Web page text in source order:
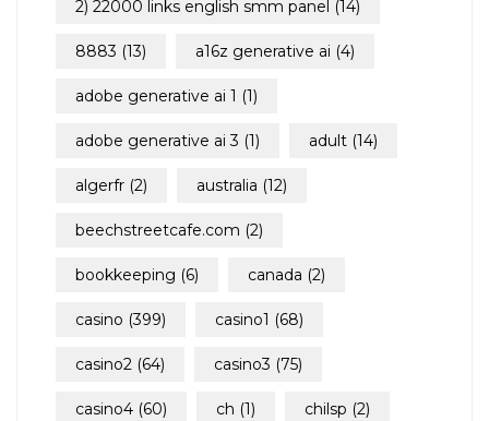
2) 22000 links english smm panel (14)
8883 (13) a16z generative ai (4)
adobe generative ai 1 (1)
adobe generative ai 3 (1) adult (14)
algerfr (2) australia (12)
beechstreetcafe.com (2)
bookkeeping (6) canada (2)
casino (399) casino1 (68)
casino2 (64) casino3 (75)
casino4 (60) ch (1) chilsp (2)